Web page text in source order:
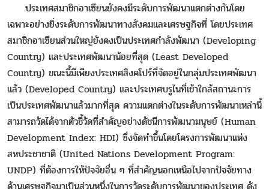
ประเทศสมาชิกอาเซียนยังคงมีระดับการพัฒนาแตกต่างกันโดย
เฉพาะอย่างยิ่งระดับการพัฒนาทางสังคมและเศรษฐกิจที่ โดยประเทศ
สมาชิกอาเซียนส่วนใหญ่ยังคงเป็นประเทศกำลังพัฒนา (Developing
Country) และประเทศพัฒนาน้อยที่สุด (Least Developed
Country) ขณะนี้มีเพียงประเทศสิงคโปร์ที่จัดอยู่ในกลุ่มประเทศพัฒนา
แล้ว (Developed Country) และประเทศบรูไนที่เข้าใกล้สถานะการ
เป็นประเทศพัฒนาแล้วมากที่สุด ความแตกต่างในระดับการพัฒนาเหล่านี้
สามารถวัดได้จากตัวชี้วัดที่สำคัญอย่างดัชนีการพัฒนามนุษย์ (Human
Development Index: HDI) ซึ่งจัดทำขึ้นโดยโครงการพัฒนาแห่ง
สหประชาชาติ (United Nations Development Program:
UNDP) ที่ต้องการให้ปัจจัยอื่น ๆ ที่สำคัญนอกเหนือไปจากปัจจัยทาง